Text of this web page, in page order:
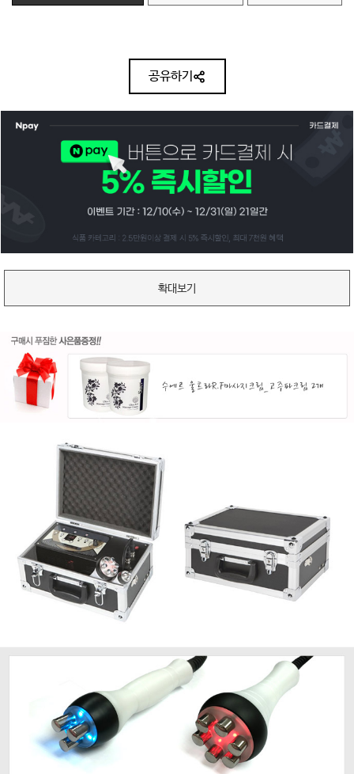
공유하기
확대보기